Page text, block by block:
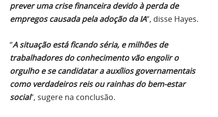
prever uma crise financeira devido à perda de
empregos causada pela adoção da IA“, disse Hayes.
“A situação está ficando séria, e milhões de
trabalhadores do conhecimento vão engolir o
orgulho e se candidatar a auxílios governamentais
como verdadeiros reis ou rainhas do bem-estar
social“, sugere na conclusão.